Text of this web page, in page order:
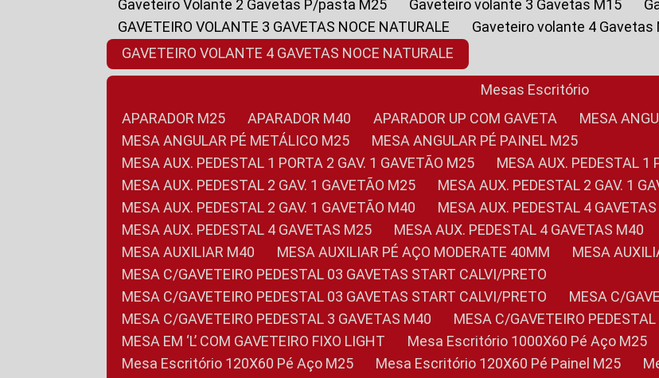
Gaveteiro Volante 2 Gavetas P/pasta M25
Gaveteiro volante 3 Gavetas M15
GAVETEIRO VOLANTE 3 GAVETAS NOCE NATURALE
Gaveteiro volante 4 Gavetas
GAVETEIRO VOLANTE 4 GAVETAS NOCE NATURALE
Mesas Escritório
APARADOR M25
APARADOR M40 APARADOR UP COM GAVETA
MESA
MESA ANGULAR PÉ METÁLICO M25
MESA ANGULAR PÉ PAINEL M25
MESA AUX. PEDESTAL 1 PORTA 2 GAV. 1 GAVETÃO M25
MESA AUX. PEDESTAL
MESA AUX. PEDESTAL 2 GAV. 1 GAVETÃO M25
MESA AUX. PEDESTAL 2 GAV. 1
MESA AUX. PEDESTAL 2 GAV. 1 GAVETÃO M40
MESA AUX. PEDESTAL 4
MESA AUX. PEDESTAL 4 GAVETAS M25
MESA AUX. PEDESTAL 4 GAVETAS M40
MESA AUXILIAR M40
MESA AUXILIAR PÉ AÇO MODERATE 40MM
MESA
MESA C/GAVETEIRO PEDESTAL 03 GAVETAS START CALVI/PRETO
MESA C/GAVETEIRO PEDESTAL 03 GAVETAS START CALVI/PRETO
MESA C/
MESA C/GAVETEIRO PEDESTAL 3 GAVETAS M40
MESA C/GAVETEIRO
MESA EM ‘L’ COM GAVETEIRO FIXO LIGHT
Mesa Escritório 1000X60 Pé Aço M25
Mesa Escritório 120X60 Pé Aço M25
Mesa Escritório 120X60 Pé Painel M25